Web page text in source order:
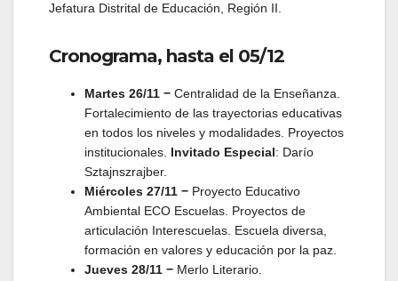
Jefatura Distrital de Educación, Región II.
Cronograma, hasta el 05/12
Martes 26/11 − Centralidad de la Enseñanza.
Fortalecimiento de las trayectorias educativas
en todos los niveles y modalidades. Proyectos
institucionales. Invitado Especial: Darío
Sztajnszrajber.
Miércoles 27/11 − Proyecto Educativo
Ambiental ECO Escuelas. Proyectos de
articulación Interescuelas. Escuela diversa,
formación en valores y educación por la paz.
Jueves 28/11 − Merlo Literario.